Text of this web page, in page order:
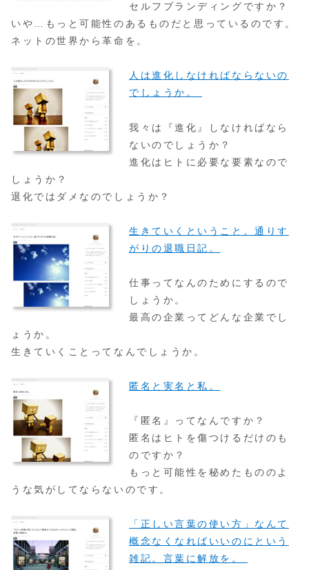
セルフブランディングですか？
いや…もっと可能性のあるものだと思っているのです。
ネットの世界から革命を。
人は進化しなければならないの
でしょうか。
我々は『進化』しなければなら
ないのでしょうか？
進化はヒトに必要な要素なので
しょうか？
退化ではダメなのでしょうか？
生きていくということ。通りす
がりの退職日記。
仕事ってなんのためにするので
しょうか。
最高の企業ってどんな企業でし
ょうか。
生きていくことってなんでしょうか。
匿名と実名と私。
『匿名』ってなんですか？
匿名はヒトを傷つけるだけのも
のですか？
もっと可能性を秘めたもののよ
うな気がしてならないのです。
「正しい言葉の使い方」なんて
概念なくなればいいのにという
雑記。言葉に解放を。